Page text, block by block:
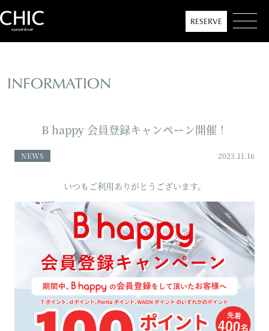
RESERVE
SALON LIST
COLLECTION
CONTACT
INTERVIEW & ENTRY
RESERVE
INFORMATION
B happy 会員登録キャンペーン開催！
NEWS 2023.11.16
いつもご利用ありがとうございます。